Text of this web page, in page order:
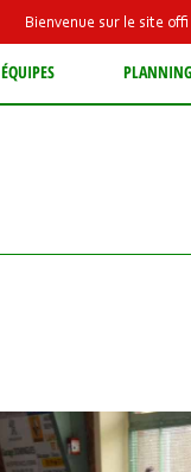
Bienvenue sur le site
ÉQUIPES